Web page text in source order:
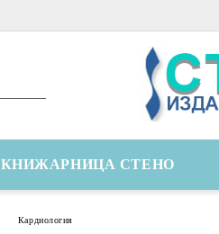
КНИЖАРНИЦА СТЕНО
Кардиология